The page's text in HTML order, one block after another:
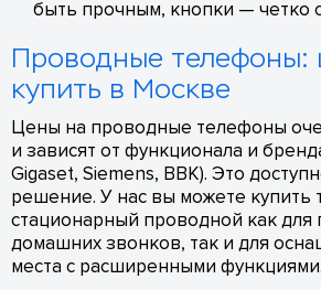
быть прочным, кнопки — четко
Проводные телефоны:
купить в Москве
Цены на проводные телефоны
и зависят от функционала и
Gigaset, Siemens, BBK). Это
решение. У нас вы можете купить
стационарный проводной как для
домашних звонков, так и для
места с расширенными функциями.